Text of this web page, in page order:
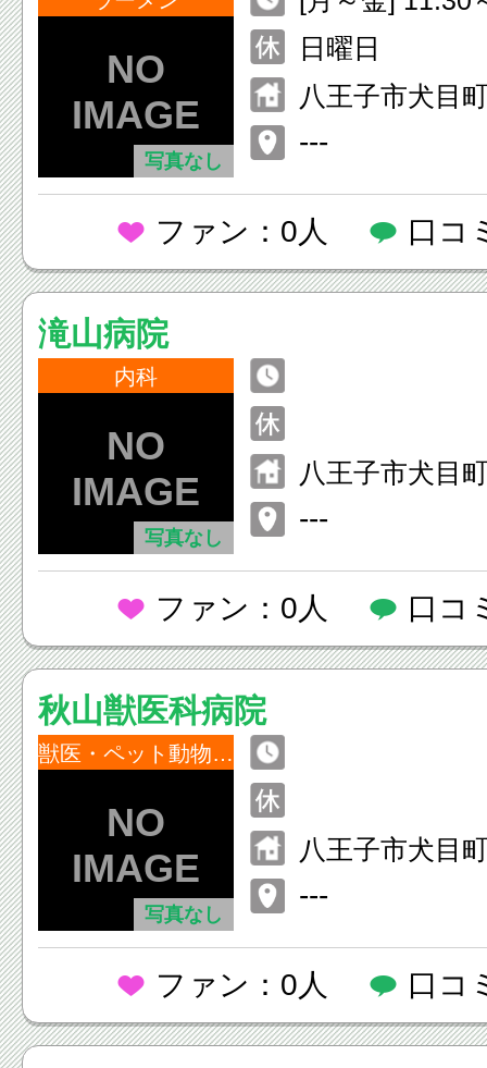
写真なし
～23:00 [土]
日曜日
八王子市犬目
---
ファン：0人 口コ
滝山病院
内科
写真なし
八王子市犬目
---
ファン：0人 口コ
秋山獣医科病院
獣医・ペット動物病院
写真なし
八王子市犬目
---
ファン：0人 口コ